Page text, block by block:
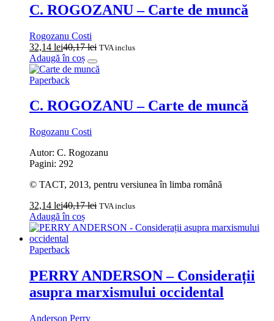
C. ROGOZANU – Carte de muncă
Rogozanu Costi
32,14 lei40,17lei TVA inclus
Adaugă în coș
Paperback
C. ROGOZANU – Carte de muncă
Rogozanu Costi
Autor: C. Rogozanu
Pagini: 292
© TACT, 2013, pentru versiunea în limba română
32,14 lei40,17lei TVA inclus
Adaugă în coș
Paperback
PERRY ANDERSON – Considerații
asupra marxismului occidental
Anderson Perry